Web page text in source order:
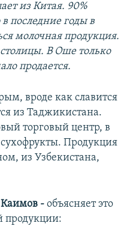
из Китая. 90%
в последние годы в
молочная продукция.
В Оше только
продается.
вроде как славится
из Таджикистана.
торговый центр, в
Продукция
из Узбекистана,
- объясняет это
продукции: